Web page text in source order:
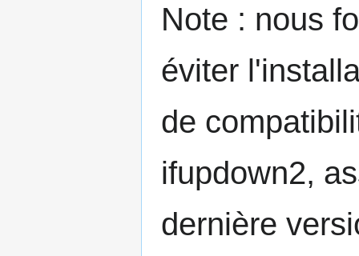
Note : nous
éviter
de
ifupdown2,
dernière